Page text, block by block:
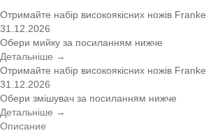
Отримайте набір високоякісних ножів Franke
31.12.2026
Обери мийку за посиланням нижче
Детальніше →
Отримайте набір високоякісних ножів Franke
31.12.2026
Обери змішувач за посиланням нижче
Детальніше →
Описание